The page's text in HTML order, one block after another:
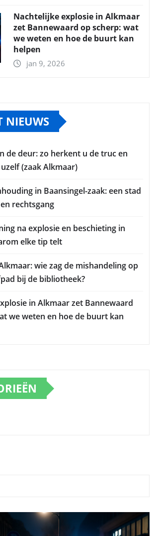
Nachtelijke explosie in Alkmaar
zet Bannewaard op scherp: wat
we weten en hoe de buurt kan
helpen
jan 9, 2026
NIEUWS
de deur: zo herkent u de truc en
(zaak Alkmaar)
in Baansingel-zaak: een stad
rechtsgang
na explosie en beschieting in
elke tip telt
wie zag de mishandeling op
bij de bibliotheek?
in Alkmaar zet Bannewaard
we weten en hoe de buurt kan